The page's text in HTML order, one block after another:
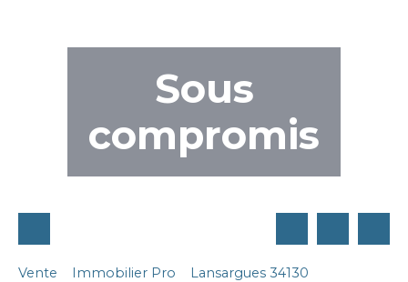
Sous
compromis
Vente Immobilier Pro
Lansargues 34130